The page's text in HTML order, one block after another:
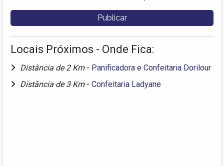
Locais Próximos - Onde Fica:
Distância de 2 Km - Panificadora e Confeitaria Dorilour
Distância de 3 Km - Confeitaria Ladyane